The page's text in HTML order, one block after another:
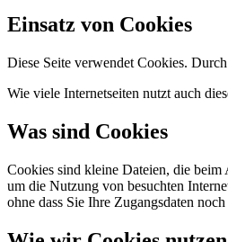
Einsatz von Cookies
Diese Seite verwendet Cookies.
Wie viele Internetseiten nutzt auch
Was sind Cookies
Cookies sind kleine Dateien, die beim
um die Nutzung von besuchten
ohne dass Sie Ihre Zugangsdaten